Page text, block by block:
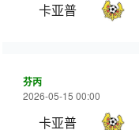
卡亚普
芬丙
2026-05-15 00:00
卡亚普